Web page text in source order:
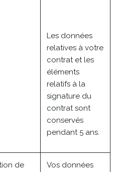
Les données
relatives à votre
contrat et les
éléments
relatifs à la
signature du
contrat sont
conservés
pendant 5 ans.
de
Vos données